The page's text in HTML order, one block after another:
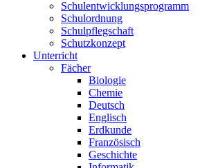
Schulentwicklungsprogramm
Schulordnung
Schulpflegschaft
Schutzkonzept
Unterricht
Fächer
Biologie
Chemie
Deutsch
Englisch
Erdkunde
Französisch
Geschichte